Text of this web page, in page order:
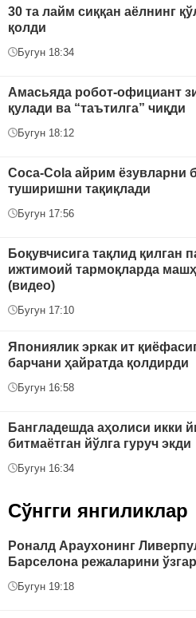
30 та лайм сиққан аёлнинг
қолди
Бугун 18:34
Амасьяда робот-официант
қулади ва “таътилга” чиқди
Бугун 18:12
Coca-Cola айрим ёзувларни
туширишни тақиқлади
Бугун 17:56
Боқувчисига тақлид қилган
ижтимоий тармоқларда
(видео)
Бугун 17:10
Япониялик эркак ит
барчани ҳайратда қолдирди
Бугун 16:58
Бангладешда аҳолиси икки
битмаётган йўлга гуруч экди
Бугун 16:34
Сўнгги янгиликлар
Роналд Араухонинг
Барселона режаларини
Бугун 19:18